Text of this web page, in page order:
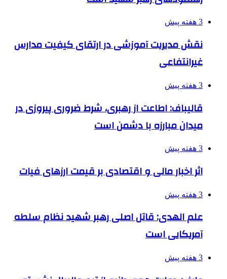
3 هفته پیش
نقش مدیریت آموزشی در ارتقای کیفیت مدارس
غیرانتفاعی
3 هفته پیش
قالیباف: اطاعت از رهبری، شرط ضروری پیروزی در
میدان مبارزه با دشمن است
3 هفته پیش
اثر اخبار مالی و اقتصادی بر قیمت ارزهای فیات
3 هفته پیش
علم الهدی: قاتل اصلی رهبر شهید نظام سلطه
آمریکایی است
3 هفته پیش